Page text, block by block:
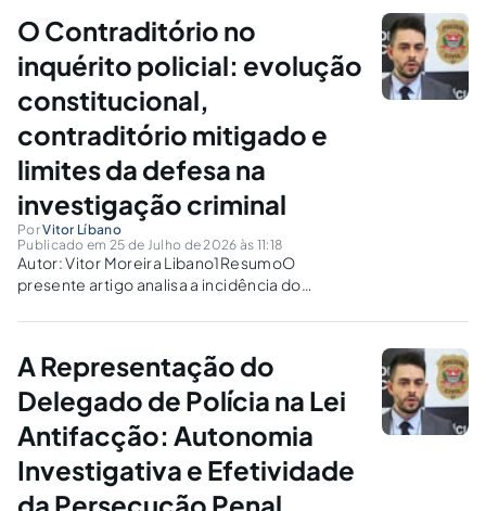
O Contraditório no
inquérito policial: evolução
constitucional,
contraditório mitigado e
limites da defesa na
investigação criminal
PorVitor Líbano
Publicado em 25 de Julho de 2026 às 11:18
Autor: Vitor Moreira Libano1ResumoO
presente artigo analisa a incidência do
investigação criminal, especialmente no
evolução doutrinária, legislativa e
jurisprudencial acerca da matéria.
Tradicionalmente concebido como
procedimento administrativo de...
A Representação do
Delegado de Polícia na Lei
Antifacção: Autonomia
Investigativa e Efetividade
da Persecução Penal